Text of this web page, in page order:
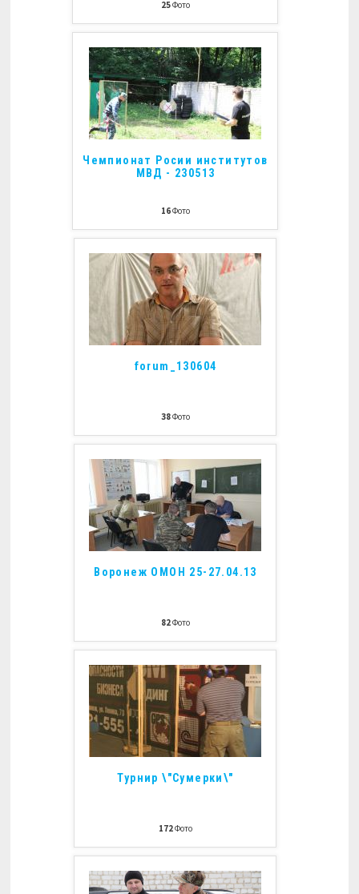
25Фото
Чемпионат Росии институтов
МВД - 230513
16Фото
forum_130604
38Фото
Воронеж ОМОН 25-27.04.13
82Фото
Турнир \"Сумерки\"
172Фото